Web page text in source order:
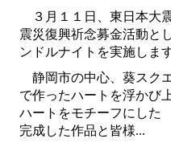
３月１１日、東日本大
震災復興祈念募金活動と
ンドルナイトを実施します
静岡市の中心、葵スク
で作ったハートを浮かび
ハートをモチーフにし
完成した作品と皆様...